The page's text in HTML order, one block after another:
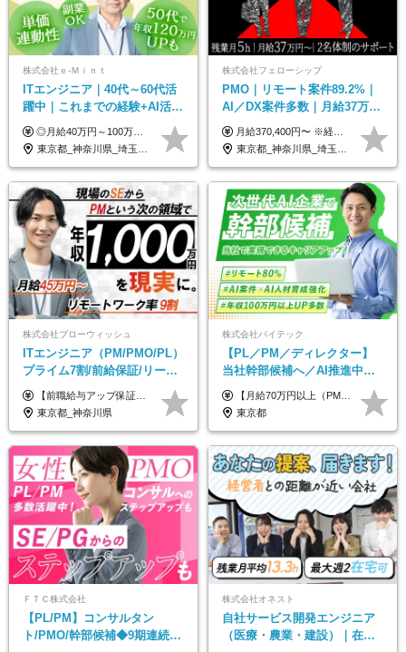
株式会社ｅ‐Ｍｉｎｔ
ITエンジニア｜40代～60代活
躍中｜これまでの経験+AI活用
でスキルアップを支援｜残業
月10h｜副業OK
◎月給40万円～100万円＋インセンティブ＋各種手当 ・年収120万〜300万円UPの実績も！ ・平均年収UP率は1.1～1.3倍 ・案件単価100%公開 × 単価連動の給与制度 ・能力等を考慮の上、決定いたします ※試用期間6ヵ月あり（待遇の変更はありません） ※固定残業代（月20～30時間・3万円～8万円）を含みます 《具体的には...》 ・案件単価65万円⇒年収約500万円 ・案件単価80万円⇒年収約600万円 ・案件単価120万円⇒年収約900万円 ＼ AIで生産性5倍になり給与UP ／ ◇案件単価100%公開 × 単価連動の給与制度 ◇年収120万〜300万UPの実績あり 「単価が上がれば、その分しっかり報われる」 そんなシンプルで納得できる評価制度です。 ⚫️年収300万円アップの実績も 参画する案件の単価を全て公開。 給与は単価に連動しているため納得感持って働くことが可能です。 過去には転職しただけで300万円以上アップした方もいます。 現場でAIを活用して成果を出して単価アップにつながったケースが多数！ ・AIツール利用料金全額負担 ・資格取得補助 ・月給保証制度 ・各種手当
東京都_神奈川県_埼玉県_千葉県_大阪府_愛知県_北海道_青森県_岩手県_宮城県_秋田県_山形県_福島県_茨城県_栃木県_群馬県_新潟県_山梨県_長野県_富山県_石川県_福井県_静岡県_岐阜県_三重県_兵庫県_京都府_滋賀県_奈良県_和歌山県_広島県_岡山県_鳥取県_島根県_山口県_徳島県_香川県_愛媛県_高知県_福岡県_熊本県_佐賀県_長崎県_大分県_宮崎県_鹿児島県_沖縄県
株式会社フェローシップ
PMO｜リモート案件89.2%｜
AI／DX案件多数｜月給37万円
～｜300万円の年収UP事例有
｜PMO経験不問
月給370,400円〜 ※経験やスキルを考慮し、決定いたします ※上記金額には固定残業代（30時間分/70,400円～）を含みます。超過分は別途全額支給いたします ※試用期間6カ月あり（期間中の給与・待遇に差異はありません） ★想定年収4,444,800円～ ★50万円～300万円の年収UP事例があります！
東京都_神奈川県_埼玉県_千葉県
株式会社ブローウィッシュ
ITエンジニア（PM/PMO/PL）
プライム7割/前給保証/リーダ
ー経験不問/30、40代活躍中/
リモート9割
【前職給与アップ保証あり！ゆくゆくは年収800万以上も可能】 月給45万円～＋インセンティブ ※経験や適性を考慮の上、相談し決定します ※上記には固定残業代（20時間分/4万円～）が含まれます ※20時間を超過した場合は別途全額支給します ※試用期間（3ヶ月間）あり。給与・待遇に差異はございません それはより高度な案件にアサイン＆ 還元率が平均より高めのため、 これまでの給与から大幅にアップする人もいます。
東京都_神奈川県
株式会社バイテック
【PL／PM／ディレクター】
当社幹部候補へ／AI推進中！
目指せるAI人材／年収800万円
以上可／リモート80％
【月給70万円以上（PM）／想定年収840万円以上】 ★詳しくは下記をご参照ください！ ■SE/PL/テスト計画以降などの上流フェーズ 月給53万円以上 ※想定年収636万円以上 ■PM/ディレクター（管理職・幹部候補） 月給70万円以上 ※想定年収840万円以上 ※単価の変動により給与も随時更新（完全単価連動型） ※育成枠については個人の経験・能力を考慮し決定 ※超過勤務については別途残業手当を支給 【固定残業代について】 なし（残業代は、実際の労働時間に応じて別途全額支給）
東京都
ＦＴＣ株式会社
【PL/PM】コンサルタン
ト/PMO/幹部候補◆9期連続大
株式会社オネスト
自社サービス開発エンジニア
（医療・農業・建設）｜在宅